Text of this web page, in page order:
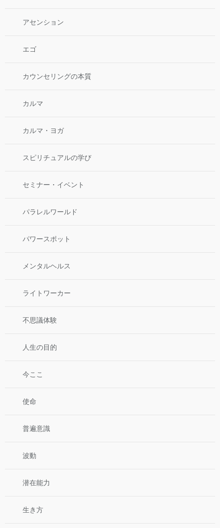
アセンション
エゴ
カウンセリングの本質
カルマ
カルマ・ヨガ
スピリチュアルの学び
セミナー・イベント
パラレルワールド
パワースポット
メンタルヘルス
ライトワーカー
不思議体験
人生の目的
今ここ
使命
普遍意識
波動
潜在能力
生き方